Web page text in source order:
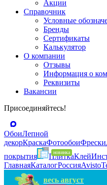
Акции
Справочник
Условные
Бренды
Сертификаты
Калькулятор
О компании
Отзывы
Информация о
Реквизиты
Вакансии
Присоединяйтесь!
ОбоиЛепной
декорКраскаФотообоиФрески
покрытия
ПлиткаКлей
ГлавнаяКаталогРоссияAvisto
весь август